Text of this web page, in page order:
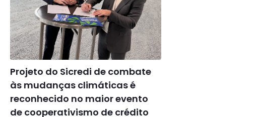
Projeto do Sicredi de combate
às mudanças climáticas é
reconhecido no maior evento
de cooperativismo de crédito